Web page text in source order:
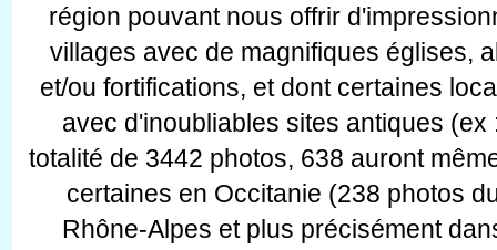
région pouvant nous offrir
villages avec de magnifiques églises,
et/ou fortifications, et dont certaines
avec d'inoubliables sites antiques
totalité de 3442 photos, 638 auront
certaines en Occitanie (238 photos
Rhône-Alpes et plus précisément